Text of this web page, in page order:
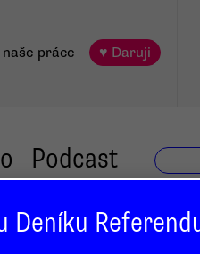
práce ♥ Daruji
Podcast
Deníku